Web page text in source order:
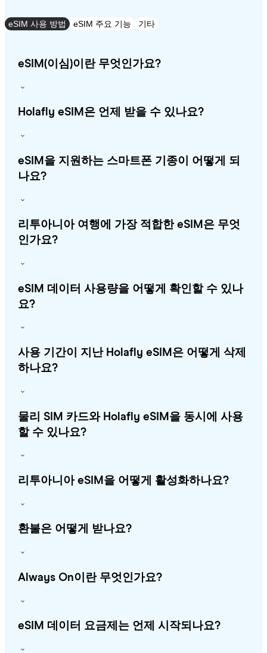
eSIM 사용 방법 eSIM 주요 기능 기타
eSIM(이심)이란 무엇인가요?
Holafly eSIM은 언제 받을 수 있나요?
eSIM을 지원하는 스마트폰 기종이 어떻게 되
나요?
리투아니아 여행에 가장 적합한 eSIM은 무엇
인가요?
eSIM 데이터 사용량을 어떻게 확인할 수 있나
요?
사용 기간이 지난 Holafly eSIM은 어떻게 삭제
하나요?
물리 SIM 카드와 Holafly eSIM을 동시에 사용
할 수 있나요?
리투아니아 eSIM을 어떻게 활성화하나요?
환불은 어떻게 받나요?
Always On이란 무엇인가요?
eSIM 데이터 요금제는 언제 시작되나요?